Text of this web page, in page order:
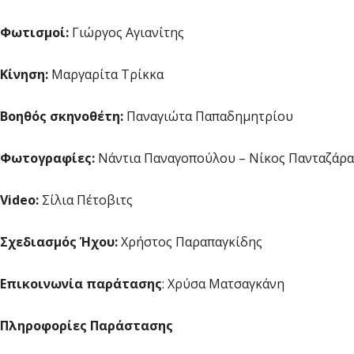
Φωτισμοί: Γιώργος Αγιανίτης
Κίνηση: Μαργαρίτα Τρίκκα
Βοηθός σκηνοθέτη: Παναγιώτα Παπαδημητρίου
Φωτογραφίες: Νάντια Παναγοπούλου – Νίκος
Video: Σίλια Πέτοβιτς
Σχεδιασμός Ήχου:Χρήστος Παραπαγκίδης
Επικοινωνία παράτασης: Χρύσα Ματσαγκάνη
Πληροφορίες Παράστασης